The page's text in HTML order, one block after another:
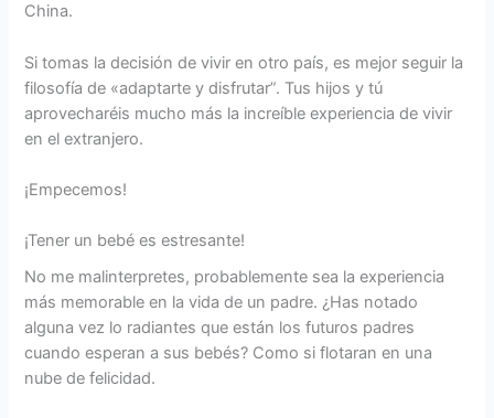
China.
Si tomas la decisión de vivir en otro país, es mejor seguir la
filosofía de «adaptarte y disfrutar”. Tus hijos y tú
aprovecharéis mucho más la increíble experiencia de vivir
en el extranjero.
¡Empecemos!
¡Tener un bebé es estresante!
No me malinterpretes, probablemente sea la experiencia
más memorable en la vida de un padre. ¿Has notado
alguna vez lo radiantes que están los futuros padres
cuando esperan a sus bebés? Como si flotaran en una
nube de felicidad.